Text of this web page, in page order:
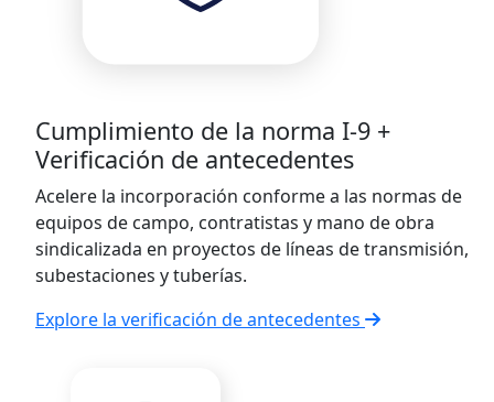
Cumplimiento de la norma I-9 +
Verificación de antecedentes
Acelere la incorporación conforme a las normas de
equipos de campo, contratistas y mano de obra
sindicalizada en proyectos de líneas de transmisión,
subestaciones y tuberías.
Explore la verificación de antecedentes